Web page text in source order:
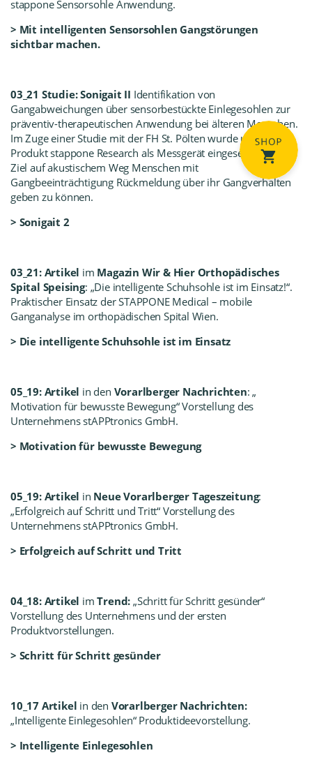
stappone Sensorsohle Anwendung.
> Mit intelligenten Sensorsohlen Gangstörungen
sichtbar machen.
03_21 Studie: Sonigait II Identifikation von
Gangabweichungen über sensorbestückte Einlegesohlen zur
präventiv-therapeutischen Anwendung bei älteren Menschen.
Im Zuge einer Studie mit der FH St. Pölten wurde unser
Produkt stappone Research als Messgerät eingesetzt mit dem
Ziel auf akustischem Weg Menschen mit
Gangbeeinträchtigung Rückmeldung über ihr Gangverhalten
geben zu können.
> Sonigait 2
03_21: Artikel im Magazin Wir & Hier Orthopädisches
Spital Speising: „Die intelligente Schuhsohle ist im Einsatz!“.
Praktischer Einsatz der STAPPONE Medical – mobile
Ganganalyseim orthopädischen Spital Wien.
> Die intelligente Schuhsohle ist im Einsatz
05_19: Artikel in den Vorarlberger Nachrichten: „
Motivation für bewusste Bewegung“ Vorstellung des
Unternehmens stAPPtronics GmbH.
> Motivation für bewusste Bewegung
05_19: Artikel in NeueVorarlberger Tageszeitung:
„Erfolgreich auf Schritt und Tritt“ Vorstellung des
Unternehmens stAPPtronics GmbH.
> Erfolgreich auf Schritt und Tritt
04_18: Artikel im Trend: „Schritt für Schritt gesünder“
Vorstellung des Unternehmens und der ersten
Produktvorstellungen.
> Schritt für Schritt gesünder
10_17 Artikel in den Vorarlberger Nachrichten:
„Intelligente Einlegesohlen“ Produktideevorstellung.
> Intelligente Einlegesohlen